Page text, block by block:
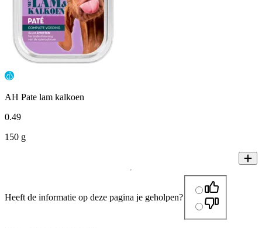
AH Pate lam kalkoen
0.49
150 g
Heeft de informatie op deze pagina je geholpen?